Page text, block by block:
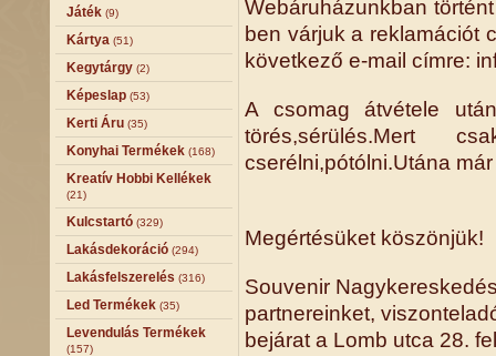
Játék (9)
Kártya (51)
Kegytárgy (2)
Képeslap (53)
Kerti Áru (35)
Konyhai Termékek (168)
Kreatív Hobbi Kellékek
(21)
Kulcstartó (329)
Lakásdekoráció (294)
Lakásfelszerelés (316)
Led Termékek (35)
Levendulás Termékek
(157)
Webáruházunkban
ben várjuk a reklamációt
következő e-mail címre:
A csomag átvétele
törés,sérülés.Mert
cserélni,pótólni.Utána
Megértésüket köszönjük!
Souvenir
partnereinket,
bejárat a Lomb utca 28.